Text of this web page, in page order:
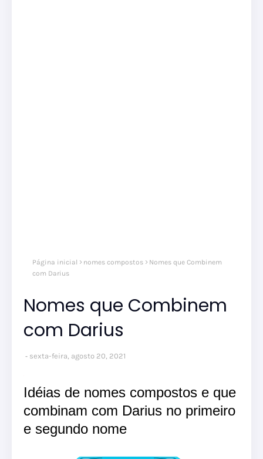
Página inicial nomes compostos
Nomes que Combinem
com Darius
Nomes que Combinem
com Darius
sexta-feira, agosto 20, 2021
Idéias de nomes compostos e que
combinam com Darius no primeiro
e segundo nome